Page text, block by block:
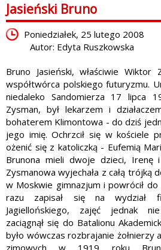
Jasieński Bruno
Poniedziałek, 25 lutego 2008
Autor: Edyta Ruszkowska
Bruno Jasieński, właściwie
współtwórca polskiego futuryzmu.
niedaleko Sandomierza 17 lipca
Zysman, był lekarzem i
bohaterem Klimontowa - do dziś
jego imię. Ochrzcił się w kościele
ożenić się z katoliczką - Eufemią
Brunona mieli dwoje dzieci, Irenę
Zysmanowa wyjechała z całą trójką
w Moskwie gimnazjum i powrócił
razu zapisał się na wydział
Jagiellońskiego, zajęć jednak
zaciągnął się do Batalionu
było wówczas rozbrajanie żołnierzy